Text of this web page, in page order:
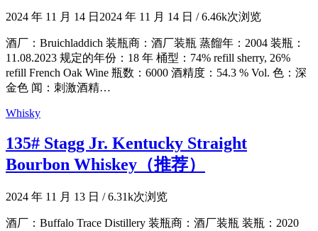
2024 年 11 月 14 日 2024 年 11 月 14 日 /6.46k次浏览
酒厂：Bruichladdich 装瓶商：酒厂装瓶 蒸餾年：2004 装瓶：
11.08.2023 规定的年份：18 年 桶型：74% refill sherry, 26%
refill French Oak Wine 瓶数：6000 酒精度：54.3 % Vol. 色：深
金色 闻：刺激酒精…
Whisky
135# Stagg Jr. Kentucky Straight
Bourbon Whiskey（推荐）
2024 年 11 月 13 日 /6.31k次浏览
酒厂：Buffalo Trace Distillery 装瓶商：酒厂装瓶 装瓶：2020